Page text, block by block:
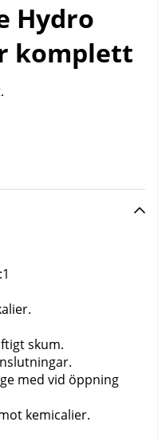
Hydro
komplett
skum.
med vid öppning
kemicalier.